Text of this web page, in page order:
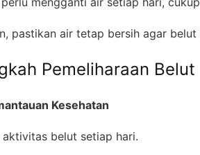
pastikan air tetap bersih agar belut
Pemeliharaan Belut
Kesehatan
belut setiap hari.